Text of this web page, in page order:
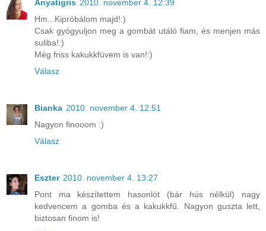
Anyatigris 2010. november 4. 12:39
Hm...Kipróbálom majd!:)
Csak gyógyuljon meg a gombát utáló fiam, és menjen más
suliba!:)
Még friss kakukkfüvem is van!:)
Válasz
Bianka 2010. november 4. 12:51
Nagyon finooom :)
Válasz
Eszter 2010. november 4. 13:27
Pont ma készítettem hasonlót (bár hús nélkül) nagy
kedvencem a gomba és a kakukkfű. Nagyon guszta lett,
biztosan finom is!